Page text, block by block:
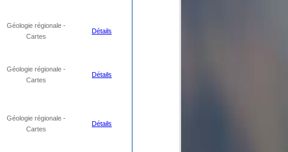
Géologie régionale -
Cartes
Détails
Géologie régionale -
Cartes
Détails
Géologie régionale -
Cartes
Détails